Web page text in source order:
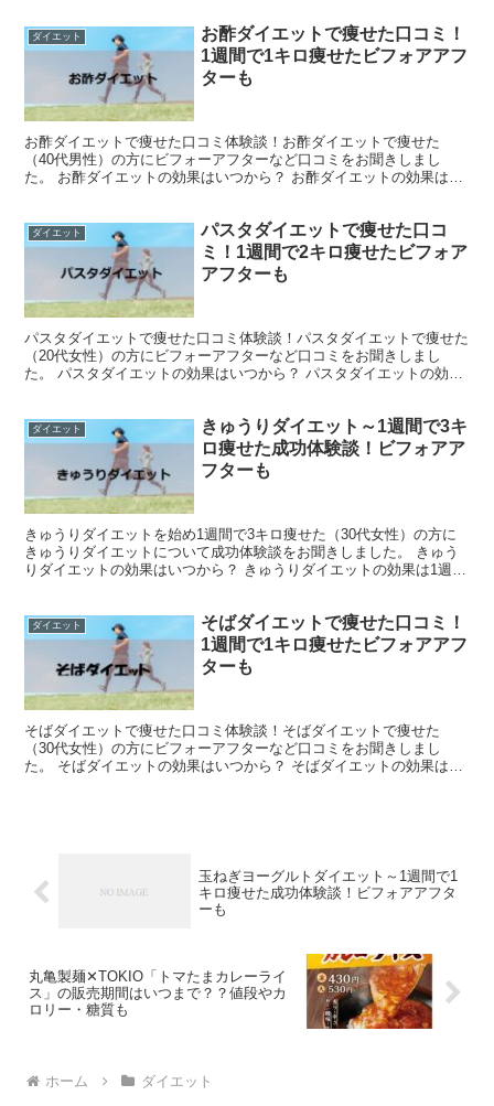
ダイエット
お酢ダイエットで痩せた口コミ！
1週間で1キロ痩せたビフォアアフ
ターも
お酢ダイエットで痩せた口コミ体験談！お酢ダイエットで痩せた
（40代男性）の方にビフォーアフターなど口コミをお聞きしまし
た。 お酢ダイエットの効果はいつから？ お酢ダイエットの効果は1
ダイエット
パスタダイエットで痩せた口コ
ミ！1週間で2キロ痩せたビフォア
アフターも
パスタダイエットで痩せた口コミ体験談！パスタダイエットで痩せた
（20代女性）の方にビフォーアフターなど口コミをお聞きしまし
た。 パスタダイエットの効果はいつから？ パスタダイエットの効果
ダイエット
きゅうりダイエット～1週間で3キ
ロ痩せた成功体験談！ビフォアア
フターも
きゅうりダイエットを始め1週間で3キロ痩せた（30代女性）の方に
きゅうりダイエットについて成功体験談をお聞きしました。 きゅう
りダイエットの効果はいつから？ きゅうりダイエットの効果は1週間
ダイエット
そばダイエットで痩せた口コミ！
1週間で1キロ痩せたビフォアアフ
ターも
そばダイエットで痩せた口コミ体験談！そばダイエットで痩せた
（30代女性）の方にビフォーアフターなど口コミをお聞きしまし
た。 そばダイエットの効果はいつから？ そばダイエットの効果は1
玉ねぎヨーグルトダイエット～1週間で1
キロ痩せた成功体験談！ビフォアアフタ
ーも
丸亀製麺✕TOKIO「トマたまカレーライ
ス」の販売期間はいつまで？？値段やカ
ロリー・糖質も
ホーム ダイエット